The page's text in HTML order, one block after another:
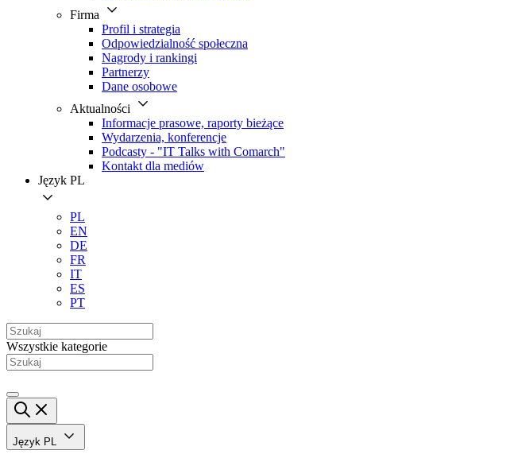
Firma
Profil i strategia
Odpowiedzialność społeczna
Nagrody i rankingi
Partnerzy
Dane osobowe
Aktualności
Informacje prasowe, raporty bieżące
Wydarzenia, konferencje
Podcasty - "IT Talks with Comarch"
Kontakt dla mediów
Język PL
PL
EN
DE
FR
IT
ES
PT
Wszystkie kategorie
Język PL